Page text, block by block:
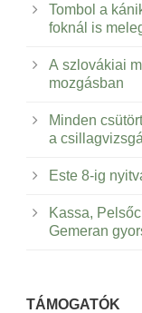
Tombol a
foknál is
A szlovákiai
mozgásban
Minden
a
Este 8-ig
Kassa,
Gemeran
TÁMOGATÓK